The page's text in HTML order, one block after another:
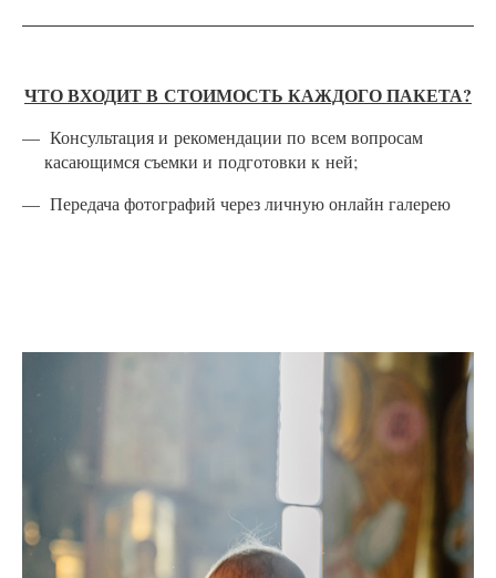
ЧТО ВХОДИТ В СТОИМОСТЬ КАЖДОГО ПАКЕТА?
Консультация и рекомендации по всем вопросам
касающимся съемки и подготовки к ней;
Передача фотографий через личную онлайн галерею